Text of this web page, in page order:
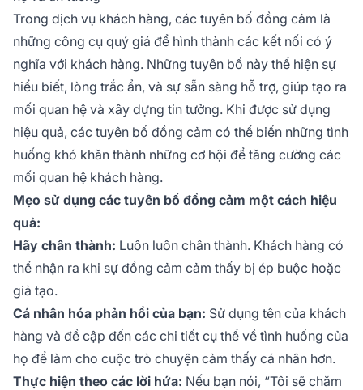
Trong dịch vụ khách hàng, các tuyên bố đồng cảm là
những công cụ quý giá để hình thành các kết nối có ý
nghĩa với khách hàng. Những tuyên bố này thể hiện sự
hiểu biết, lòng trắc ẩn, và sự sẵn sàng hỗ trợ, giúp tạo ra
mối quan hệ và xây dựng tin tưởng. Khi được sử dụng
hiệu quả, các tuyên bố đồng cảm có thể biến những tình
huống khó khăn thành những cơ hội để tăng cường các
mối quan hệ khách hàng.
Mẹo sử dụng các tuyên bố đồng cảm một cách hiệu
quả:
Hãy chân thành: Luôn luôn chân thành. Khách hàng có
thể nhận ra khi sự đồng cảm cảm thấy bị ép buộc hoặc
giả tạo.
Cá nhân hóa phản hồi của bạn: Sử dụng tên của khách
hàng và đề cập đến các chi tiết cụ thể về tình huống của
họ để làm cho cuộc trò chuyện cảm thấy cá nhân hơn.
Thực hiện theo các lời hứa: Nếu bạn nói, “Tôi sẽ chăm